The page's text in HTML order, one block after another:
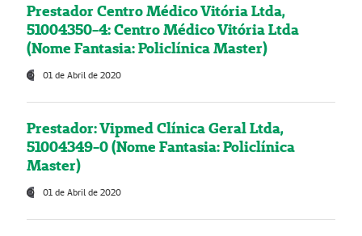
Prestador Centro Médico Vitória Ltda,
51004350-4: Centro Médico Vitória Ltda
(Nome Fantasia: Policlínica Master)
01 de Abril de 2020
Prestador: Vipmed Clínica Geral Ltda,
51004349-0 (Nome Fantasia: Policlínica
Master)
01 de Abril de 2020